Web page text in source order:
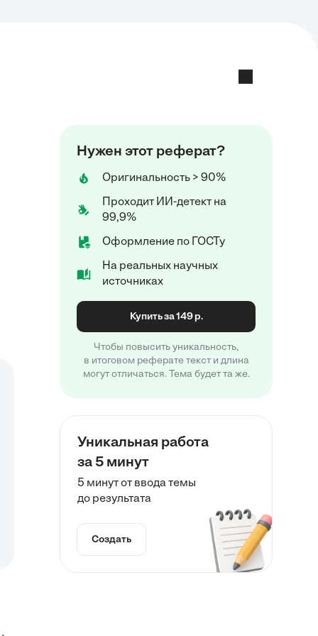
Нужен этот реферат?
Оригинальность > 90%
Проходит ИИ-детект на
99,9%
Оформление по ГОСТу
На реальных научных
источниках
Купить за 149 р.
Чтобы повысить уникальность,
в итоговом реферате текст и длина
могут отличаться. Тема будет та же.
Уникальная работа
за 5 минут
5 минут от ввода темы
до результата
Создать